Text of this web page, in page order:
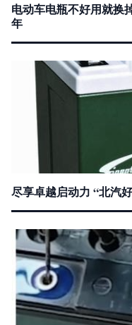
电动车电瓶不好用就换
年
尽享卓越启动力 “北汽